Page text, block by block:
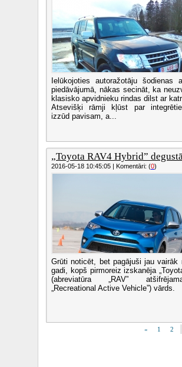
Ielūkojoties autoražotāju šodienas
piedāvājumā, nākas secināt, ka
klasisko apvidnieku rindas dilst ar
Atsevišķi rāmji kļūst par
izzūd pavisam, a...
„Toyota RAV4 Hybrid”
2016-05-18 10:45:05 | Komentāri: (0)
Grūti noticēt, bet pagājuši jau vairāk
gadi, kopš pirmoreiz izskanēja
(abreviatūra „RAV”
„Recreational Active Vehicle”) vārds.
« 1 2